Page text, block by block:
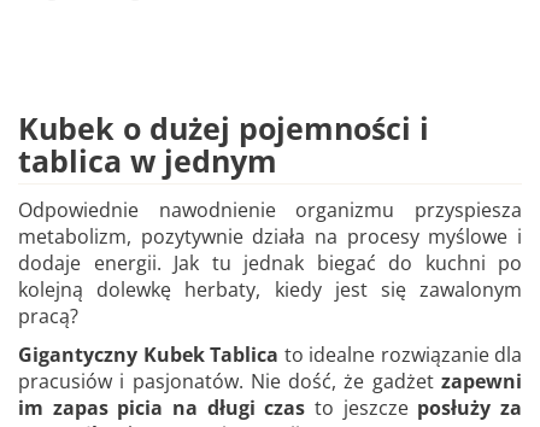
Kubek o dużej pojemności i
tablica w jednym
Odpowiednie nawodnienie organizmu przyspiesza
metabolizm, pozytywnie działa na procesy myślowe i
dodaje energii. Jak tu jednak biegać do kuchni po
kolejną dolewkę herbaty, kiedy jest się zawalonym
pracą?
Gigantyczny Kubek Tablica to idealne rozwiązanie dla
pracusiów i pasjonatów. Nie dość, że gadżet zapewni
im zapas picia na długi czas to jeszcze posłuży za